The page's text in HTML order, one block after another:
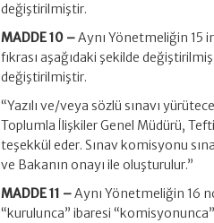
değiştirilmiştir.
MADDE 10 –Aynı Yönetmeliğin 15
fıkrası aşağıdaki şekilde
değiştirilmiştir.
“Yazılı ve/veya sözlü sınavı
Toplumla İlişkiler Genel Müdürü,
teşekkül eder. Sınav komisyonu
ve Bakanın onayı ile oluşturulur.”
MADDE 11 –Aynı Yönetmeliğin 16
“kurulunca” ibaresi